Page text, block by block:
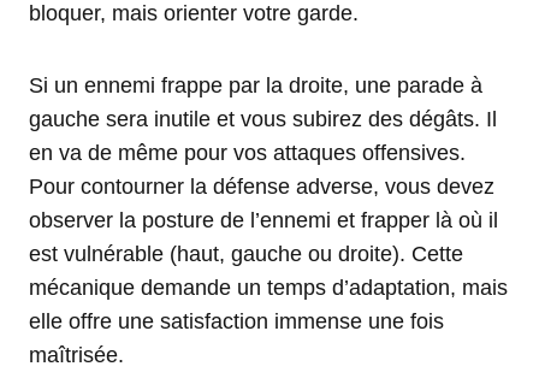
bloquer, mais orienter votre garde.
Si un ennemi frappe par la droite, une parade à
gauche sera inutile et vous subirez des dégâts. Il
en va de même pour vos attaques offensives.
Pour contourner la défense adverse, vous devez
observer la posture de l’ennemi et frapper là où il
est vulnérable (haut, gauche ou droite). Cette
mécanique demande un temps d’adaptation, mais
elle offre une satisfaction immense une fois
maîtrisée.